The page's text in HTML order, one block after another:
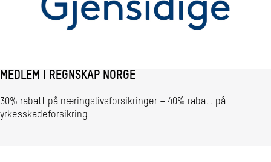
MEDLEM I REGNSKAP NORGE
30% rabatt på næringslivsforsikringer – 40% rabatt på
yrkesskadeforsikring